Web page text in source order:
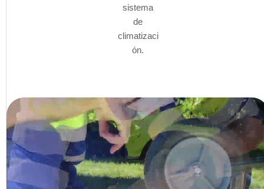
sistema
de
climatizaci
ón.